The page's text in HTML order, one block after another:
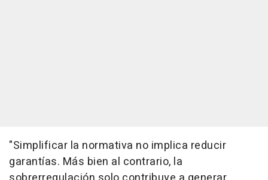
"Simplificar la normativa no implica reducir
garantías. Más bien al contrario, la